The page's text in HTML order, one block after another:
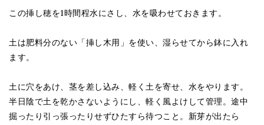
この挿し穂を1時間程水にさし、水を吸わせておきます。
土は肥料分のない「挿し木用」を使い、湿らせてから鉢に入れ
ます。
土に穴をあけ、茎を差し込み、軽く土を寄せ、水をやります。
半日陰で土を乾かさないようにし、軽く風よけして管理。途中
掘ったり引っ張ったりせずひたすら待つこと。新芽が出たら